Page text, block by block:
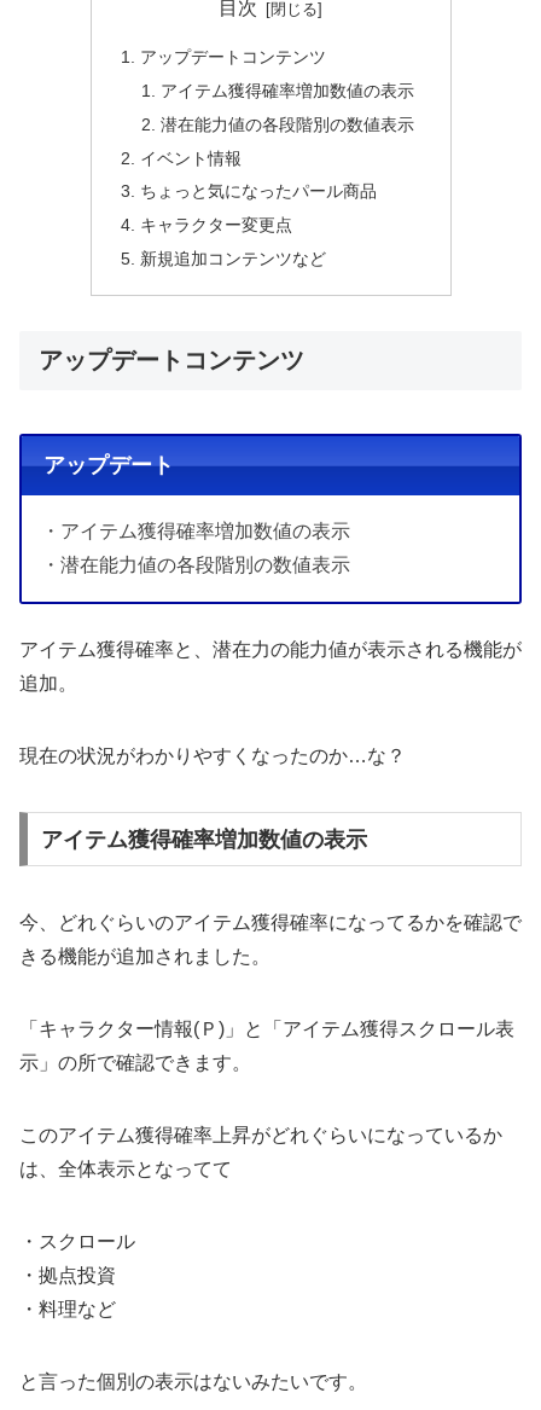
目次
アップデートコンテンツ
アイテム獲得確率増加数値の表示
潜在能力値の各段階別の数値表示
イベント情報
ちょっと気になったパール商品
キャラクター変更点
新規追加コンテンツなど
アップデートコンテンツ
アップデート
・アイテム獲得確率増加数値の表示
・潜在能力値の各段階別の数値表示
アイテム獲得確率と、潜在力の能力値が表示される機能が
追加。
現在の状況がわかりやすくなったのか…な？
アイテム獲得確率増加数値の表示
今、どれぐらいのアイテム獲得確率になってるかを確認で
きる機能が追加されました。
「キャラクター情報(Ｐ)」と「アイテム獲得スクロール表
示」の所で確認できます。
このアイテム獲得確率上昇がどれぐらいになっているか
は、全体表示となってて
・スクロール
・拠点投資
・料理など
と言った個別の表示はないみたいです。